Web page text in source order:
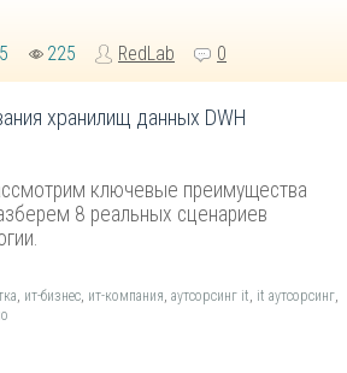
225 RedLab 0
хранилищ данных DWH
ключевые преимущества
8 реальных сценариев
, ит-бизнес, ит-компания, аутсорсинг it, it аутсорсинг,